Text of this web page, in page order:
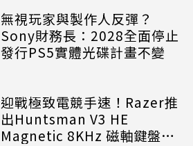
無視玩家與製作人反彈？
Sony財務長：2028全面停止
發行PS5實體光碟計畫不變
迎戰極致電競手速！Razer推
出Huntsman V3 HE
Magnetic 8KHz 磁軸鍵盤效